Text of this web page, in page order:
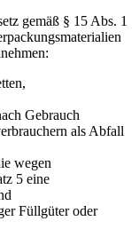
gemäß § 15 Abs. 1
Gebrauch
als Abfall
wegen
5 eine
Füllgüter oder